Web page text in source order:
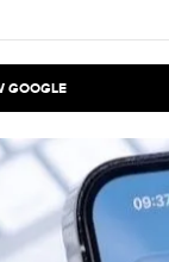
GOOGLE